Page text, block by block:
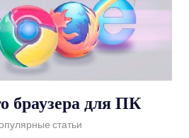
браузера для ПК
статьи